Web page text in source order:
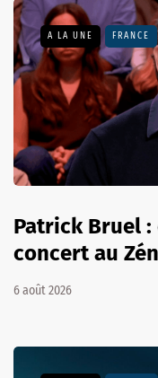
A LA UNE FRANCE
Patrick Bruel
concert au
6 août 2026